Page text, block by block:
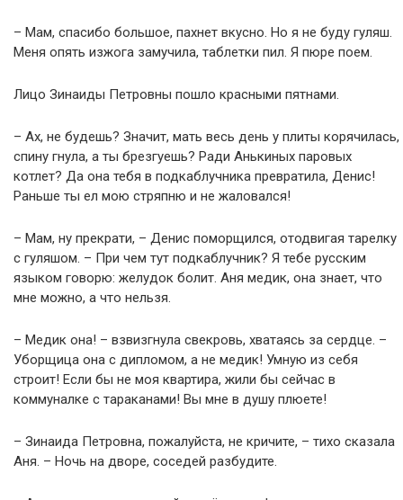
– Мам, спасибо большое, пахнет вкусно. Но я не буду гуляш.
Меня опять изжога замучила, таблетки пил. Я пюре поем.
Лицо Зинаиды Петровны пошло красными пятнами.
– Ах, не будешь? Значит, мать весь день у плиты корячилась,
спину гнула, а ты брезгуешь? Ради Анькиных паровых
котлет? Да она тебя в подкаблучника превратила, Денис!
Раньше ты ел мою стряпню и не жаловался!
– Мам, ну прекрати, – Денис поморщился, отодвигая тарелку
с гуляшом. – При чем тут подкаблучник? Я тебе русским
языком говорю: желудок болит. Аня медик, она знает, что
мне можно, а что нельзя.
– Медик она! – взвизгнула свекровь, хватаясь за сердце. –
Уборщица она с дипломом, а не медик! Умную из себя
строит! Если бы не моя квартира, жили бы сейчас в
коммуналке с тараканами! Вы мне в душу плюете!
– Зинаида Петровна, пожалуйста, не кричите, – тихо сказала
Аня. – Ночь на дворе, соседей разбудите.